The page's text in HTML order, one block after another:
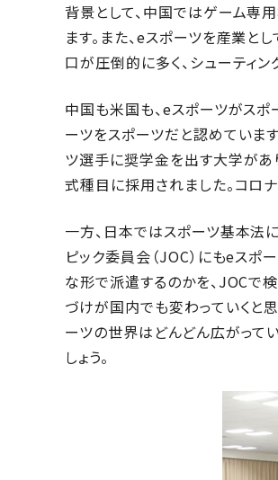
背景として、中国ではゲーム専
ます。また、eスポーツを産業
口が圧倒的に多く、シューティ
中国も米国も、eスポーツがス
ーツをスポーツだと認めていま
ツ選手に奨学金を出す大学があ
式種目に採用されました。コロ
一方、日本ではスポーツ基本法
ピック委員会（JOC）にもeス
な形で派遣するのかを、JOCで
づけが国内でも変わっていくと
ーツの世界はどんどん広がって
しょう。